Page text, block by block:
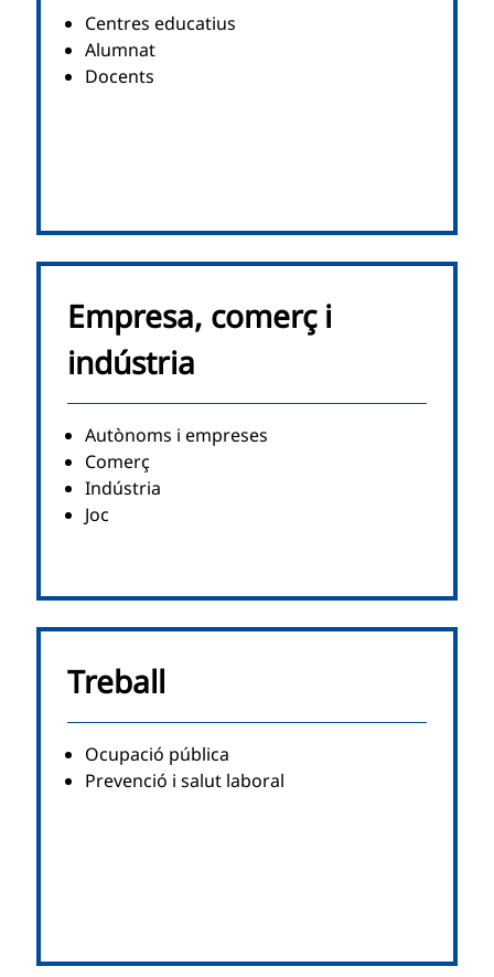
Centres educatius
Alumnat
Docents
Empresa, comerç i
indústria
Autònoms i empreses
Comerç
Indústria
Joc
Treball
Ocupació pública
Prevenció i salut laboral